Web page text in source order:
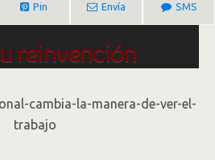
Pin Envía SMS
reinvención
cambiar
ver el trabajo